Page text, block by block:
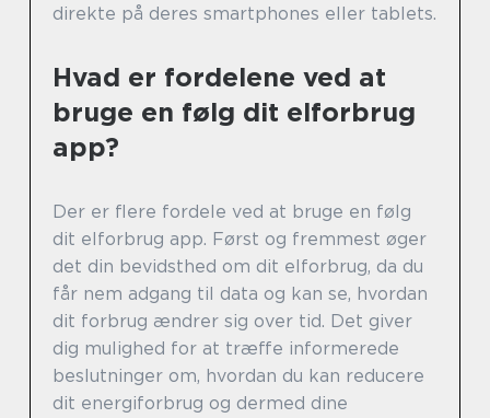
direkte på deres smartphones eller tablets.
Hvad er fordelene ved at
bruge en følg dit elforbrug
app?
Der er flere fordele ved at bruge en følg
dit elforbrug app. Først og fremmest øger
det din bevidsthed om dit elforbrug, da du
får nem adgang til data og kan se, hvordan
dit forbrug ændrer sig over tid. Det giver
dig mulighed for at træffe informerede
beslutninger om, hvordan du kan reducere
dit energiforbrug og dermed dine